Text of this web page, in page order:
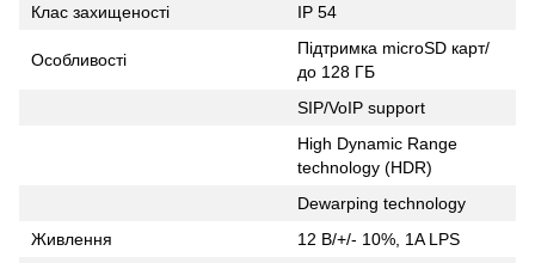
Клас захищеності
IP 54
Особливості
Підтримка microSD карт/
до 128 ГБ
SIP/VoIP support
High Dynamic Range
technology (HDR)
Dewarping technology
Живлення
12 В/+/- 10%, 1A LPS